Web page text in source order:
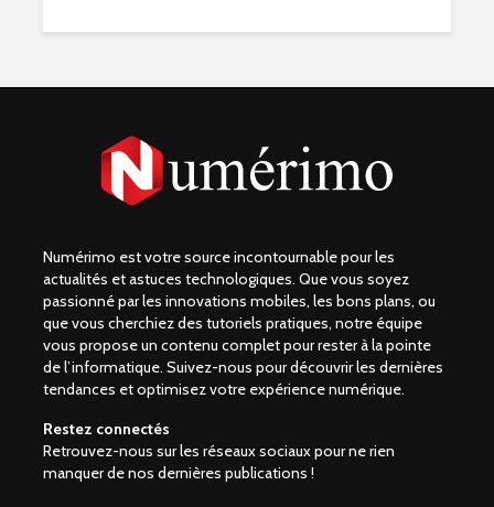
Numérimo est votre source incontournable pour les
actualités et astuces technologiques. Que vous soyez
passionné par les innovations mobiles, les bons plans, ou
que vous cherchiez des tutoriels pratiques, notre équipe
vous propose un contenu complet pour rester à la pointe
de l’informatique. Suivez-nous pour découvrir les dernières
tendances et optimisez votre expérience numérique.
Restez connectés
Retrouvez-nous sur les réseaux sociaux pour ne rien
manquer de nos dernières publications !